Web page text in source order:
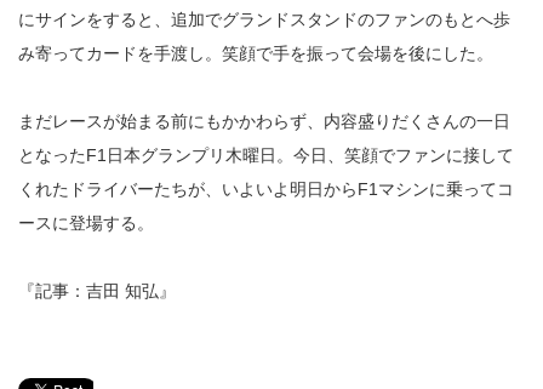
にサインをすると、追加でグランドスタンドのファンのもとへ歩
み寄ってカードを手渡し。笑顔で手を振って会場を後にした。
まだレースが始まる前にもかかわらず、内容盛りだくさんの一日
となったF1日本グランプリ木曜日。今日、笑顔でファンに接して
くれたドライバーたちが、いよいよ明日からF1マシンに乗ってコ
ースに登場する。
『記事：吉田 知弘』